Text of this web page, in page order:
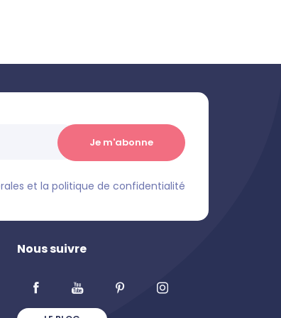
et la politique de confidentialité
Nous suivre